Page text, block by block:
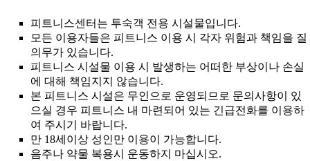
피트니스센터는 투숙객 전용 시설물입니다.
모든 이용자들은 피트니스 이용 시 각자 위험과 책임을 질
의무가 있습니다.
피트니스 시설물 이용 시 발생하는 어떠한 부상이나 손실
에 대해 책임지지 않습니다.
본 피트니스 시설은 무인으로 운영되므로 문의사항이 있
으실 경우 피트니스 내 마련되어 있는 긴급전화를 이용하
여 주시기 바랍니다.
만 18세이상 성인만 이용이 가능합니다.
음주나 약물 복용시 운동하지 마십시오.